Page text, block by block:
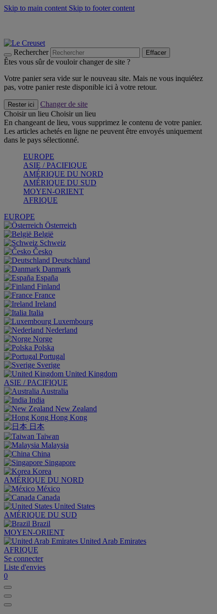
Skip to main content Skip to footer content
Rechercher Effacer
Êtes vous sûr de vouloir changer de site ?
Votre panier sera vide sur le nouveau site. Mais ne vous inquiétez
pas, votre panier reste disponible ici à votre retour.
Rester ici
Changer de site
Choisir un lieu Choisir un lieu
En changeant de lieu, vous supprimez le contenu de votre panier.
Les articles achetés en ligne ne peuvent être envoyés uniquement
dans le pays sélectionné.
EUROPE
ASIE / PACIFIQUE
AMÉRIQUE DU NORD
AMÉRIQUE DU SUD
MOYEN-ORIENT
AFRIQUE
EUROPE
Österreich
België
Schweiz
Česko
Deutschland
Danmark
España
Finland
France
Ireland
Italia
Luxembourg
Nederland
Norge
Polska
Portugal
Sverige
United Kingdom
ASIE / PACIFIQUE
Australia
India
New Zealand
Hong Kong
日本
Taiwan
Malaysia
China
Singapore
Korea
AMÉRIQUE DU NORD
México
Canada
United States
AMÉRIQUE DU SUD
Brazil
MOYEN-ORIENT
United Arab Emirates
AFRIQUE
Se connecter
Liste d'envies
0